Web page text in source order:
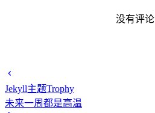
没有评论
Jekyll主题Trophy
未来一周都是高温